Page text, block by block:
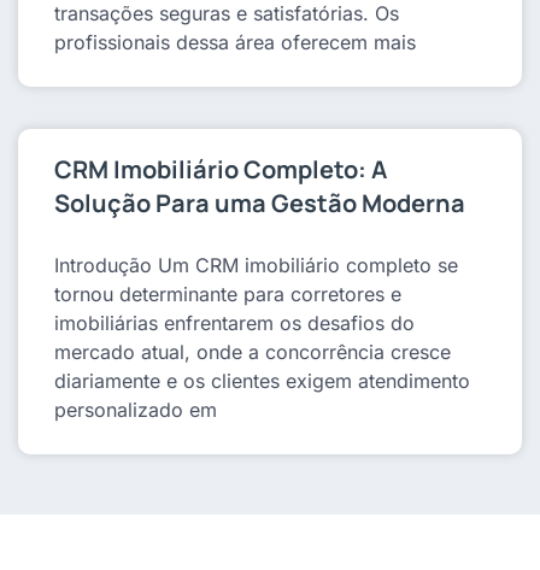
transações seguras e satisfatórias. Os
profissionais dessa área oferecem mais
CRM Imobiliário Completo: A
Solução Para uma Gestão Moderna
Introdução Um CRM imobiliário completo se
tornou determinante para corretores e
imobiliárias enfrentarem os desafios do
mercado atual, onde a concorrência cresce
diariamente e os clientes exigem atendimento
personalizado em